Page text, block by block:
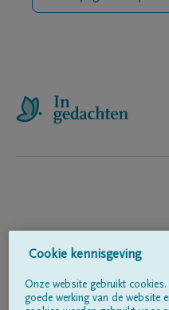
Volg ons op
Cookie kennisgeving
Onze website gebruikt
goede werking van de website